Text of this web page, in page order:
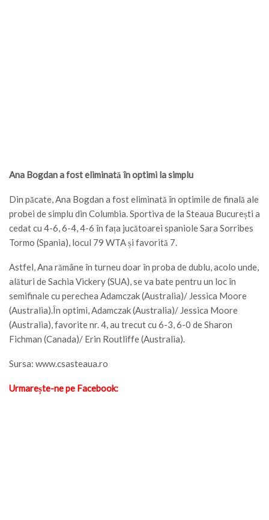
Ana Bogdan a fost eliminată în optimi la simplu
Din păcate, Ana Bogdan a fost eliminată în optimile de finală ale
probei de simplu din Columbia. Sportiva de la Steaua București a
cedat cu 4-6, 6-4, 4-6 în fața jucătoarei spaniole Sara Sorribes
Tormo (Spania), locul 79 WTA și favorită 7.
Astfel, Ana rămâne în turneu doar în proba de dublu, acolo unde,
alături de Sachia Vickery (SUA), se va bate pentru un loc în
semifinale cu perechea Adamczak (Australia)/ Jessica Moore
(Australia).În optimi, Adamczak (Australia)/ Jessica Moore
(Australia), favorite nr. 4, au trecut cu 6-3, 6-0 de Sharon
Fichman (Canada)/ Erin Routliffe (Australia).
Sursa: www.csasteaua.ro
Urmarește-ne pe Facebook: